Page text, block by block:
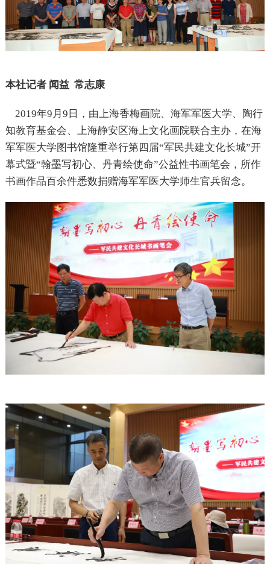
本社记者 闻益 常志康
2019年9月9日，由上海香梅画院、海军军医大学、陶行
知教育基金会、上海静安区海上文化画院联合主办，在海
军军医大学图书馆隆重举行第四届“军民共建文化长城”开
幕式暨“翰墨写初心、丹青绘使命”公益性书画笔会，所作
书画作品百余件悉数捐赠海军军医大学师生官兵留念。